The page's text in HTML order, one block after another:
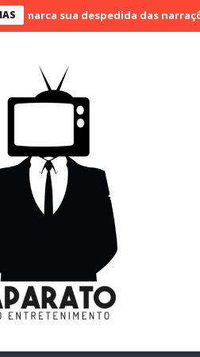
despedida das narrações